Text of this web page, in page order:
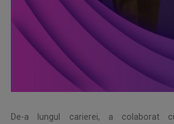
De-a lungul carierei, a colaborat